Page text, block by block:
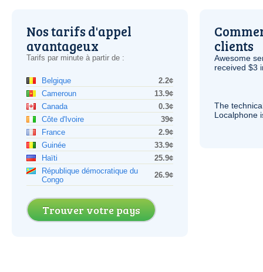
Nos tarifs d'appel
avantageux
Tarifs par minute à partir de :
Belgique
2.2¢
Cameroun
13.9¢
Canada
0.3¢
Côte d'Ivoire
39¢
France
2.9¢
Guinée
33.9¢
Haïti
25.9¢
République démocratique du
Congo
26.9¢
Trouver votre pays
clients
Awesome
received $3
The
Localphone